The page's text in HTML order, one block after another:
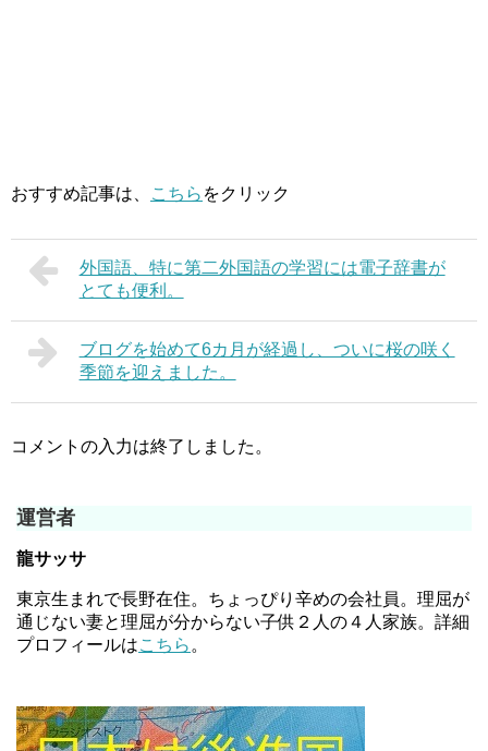
おすすめ記事は、 こちら をクリック
外国語、特に第二外国語の学習には電子辞書が
とても便利。
ブログを始めて6カ月が経過し、ついに桜の咲く
季節を迎えました。
コメントの入力は終了しました。
運営者
龍サッサ
東京生まれで長野在住。ちょっぴり辛めの会社員。理屈が
通じない妻と理屈が分からない子供２人の４人家族。詳細
プロフィールはこちら 。